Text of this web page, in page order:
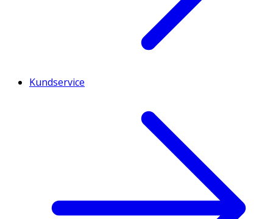
Kundservice